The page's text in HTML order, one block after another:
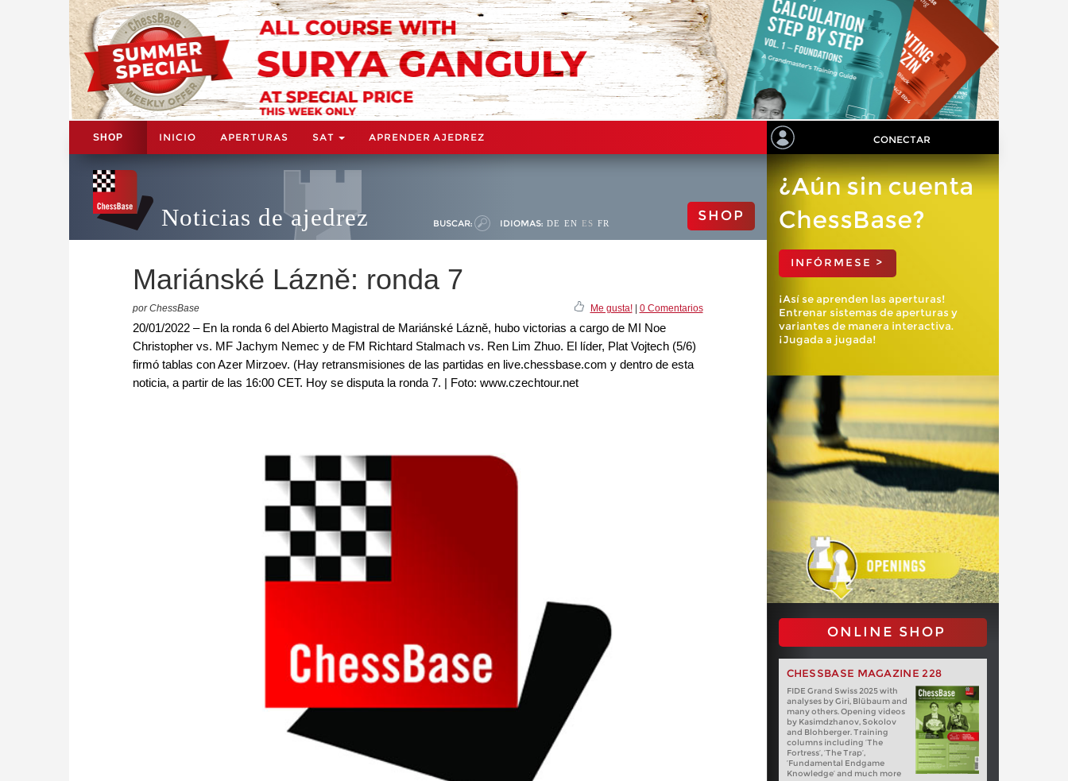
SHOP INICIO APERTURAS SAT APRENDER AJEDREZ CONECTAR
Noticias de ajedrez BUSCAR: IDIOMAS: DE EN ES FR SHOP
Mariánské Lázně: ronda 7
por ChessBase Me gusta!| 0 Comentarios
20/01/2022 – En la ronda 6 del Abierto Magistral de Mariánské Lázně, hubo victorias a cargo de MI Noe
Christopher vs. MF Jachym Nemec y de FM Richtard Stalmach vs. Ren Lim Zhuo. El líder, Plat Vojtech (5/6)
firmó tablas con Azer Mirzoev. (Hay retransmisiones de las partidas en live.chessbase.com y dentro de esta
noticia, a partir de las 16:00 CET. Hoy se disputa la ronda 7. | Foto: www.czechtour.net
¿Aún sin cuenta
ChessBase?
INFÓRMESE >
¡Así se aprenden las aperturas!
Entrenar sistemas de aperturas y
variantes de manera interactiva.
¡Jugada a jugada!
ONLINE SHOP
CHESSBASE MAGAZINE 228
FIDE Grand Swiss 2025 with
analyses by Giri, Blübaum and
many others. Opening videos
by Kasimdzhanov, Sokolov
and Blohberger. Training
columns including ‘The
Fortress’, ‘The Trap’,
‘Fundamental Endgame
Knowledge’ and much more